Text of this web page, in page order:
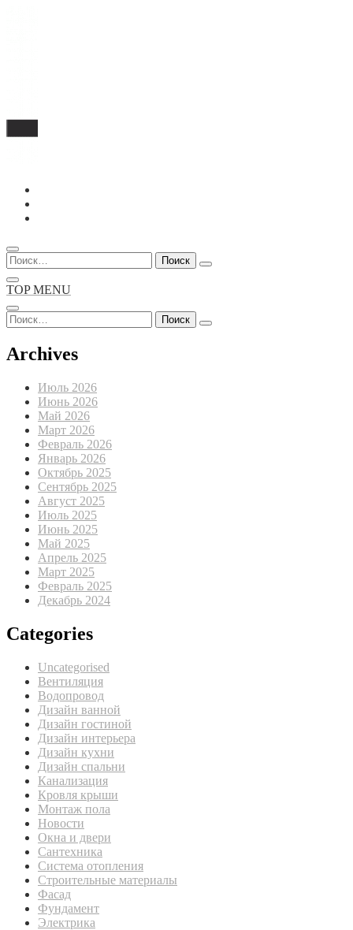
Перейти
содержимому
Найти:
TOP MENU
Найти:
Archives
Июль 2026
Июнь 2026
Май 2026
Март 2026
Февраль 2026
Январь 2026
Октябрь 2025
Сентябрь 2025
Август 2025
Июль 2025
Июнь 2025
Май 2025
Апрель 2025
Март 2025
Февраль 2025
Декабрь 2024
Categories
Uncategorised
Вентиляция
Водопровод
Дизайн ванной
Дизайн гостиной
Дизайн интерьера
Дизайн кухни
Дизайн спальни
Канализация
Кровля крыши
Монтаж пола
Новости
Окна и двери
Сантехника
Система отопления
Строительные материалы
Фасад
Фундамент
Электрика